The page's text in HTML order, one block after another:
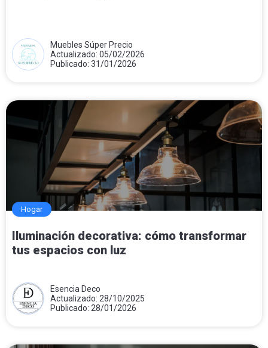
Muebles Súper Precio
Actualizado: 05/02/2026
Publicado: 31/01/2026
Hogar
Iluminación decorativa: cómo transformar
tus espacios con luz
Esencia Deco
Actualizado: 28/10/2025
Publicado: 28/01/2026